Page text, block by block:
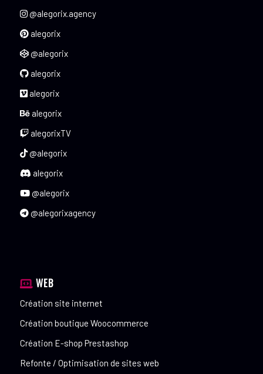
@alegorix.agency
alegorix
@alegorix
alegorix
alegorix
alegorix
alegorixTV
@alegorix
alegorix
@alegorix
@alegorixagency
WEB
Création site internet
Création boutique Woocommerce
Création E-shop Prestashop
Refonte / Optimisation de sites web